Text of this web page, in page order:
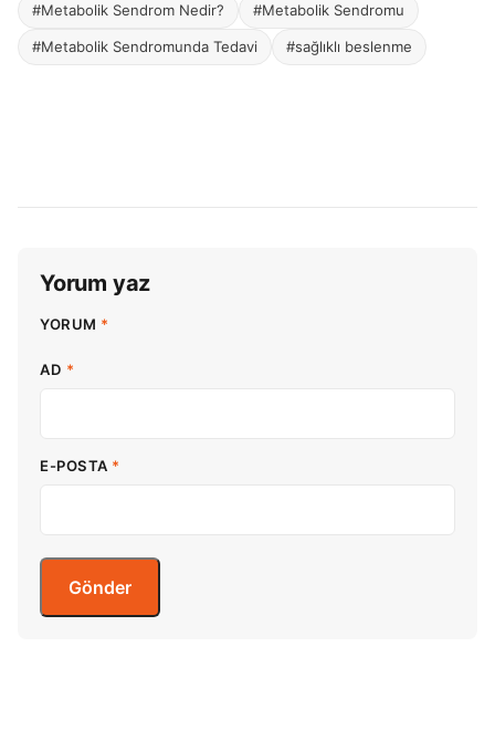
#Metabolik Sendrom Nedir? #Metabolik Sendromu
#Metabolik Sendromunda Tedavi #sağlıklı beslenme
Yorum yaz
YORUM *
AD *
E-POSTA *